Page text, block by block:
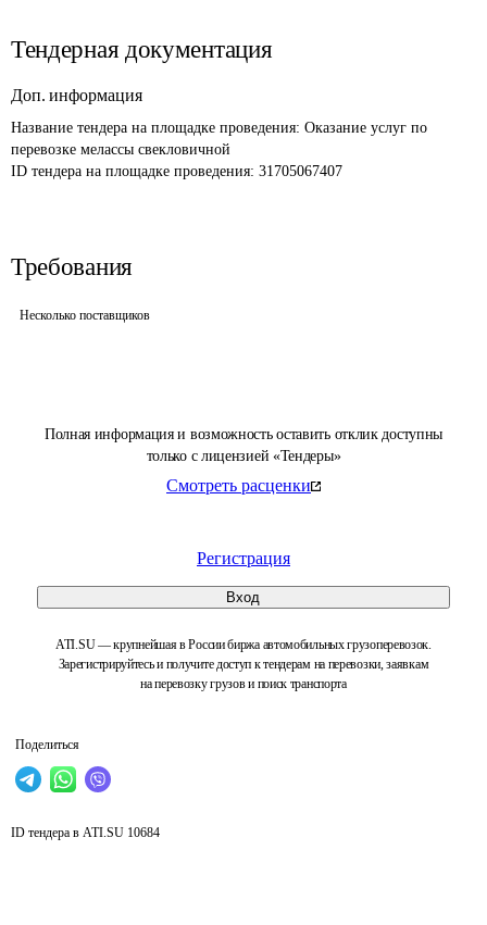
Полная информация и возможность оставить отклик доступны
только с лицензией «Тендеры»
Смотреть расценки
Регистрация
Вход
ATI.SU — крупнейшая в России биржа автомобильных грузоперевозок.
Зарегистрируйтесь и получите доступ к тендерам на перевозки, заявкам
на перевозку грузов и поиск транспорта
Поделиться
Тендерная документация
Доп. информация
Название тендера на площадке проведения: Оказание услуг по
перевозке мелассы свекловичной
ID тендера на площадке проведения: 31705067407
Требования
Несколько поставщиков
ID тендера в ATI.SU 10684